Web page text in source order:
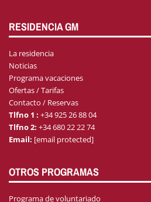
RESIDENCIA GM
La residencia
Noticias
Programa vacaciones
Ofertas / Tarifas
Contacto / Reservas
Tlfno 1 : +34 925 26 88 04
Tlfno 2: +34 680 22 22 74
Email: [email protected]
OTROS PROGRAMAS
Programa de voluntariado